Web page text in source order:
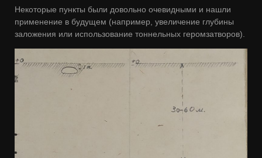
Некоторые пункты были довольно очевидными и нашли
применение в будущем (например, увеличение глубины
заложения или использование тоннельных геромзатворов).